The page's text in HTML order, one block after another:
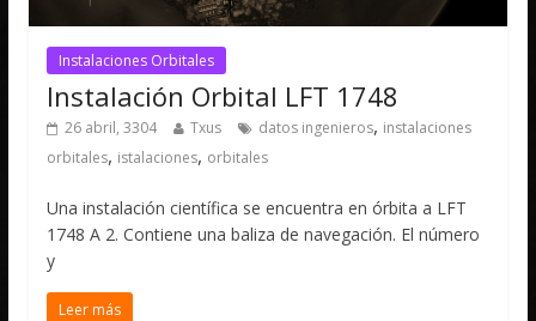
Instalaciones Orbitales
Instalación Orbital LFT 1748
26 abril, 3304 Txus datos ingenieros, instalaciones
orbitales, istalaciones, orbitales
Una instalación científica se encuentra en órbita a LFT
1748 A 2. Contiene una baliza de navegación. El número
y
Leer más